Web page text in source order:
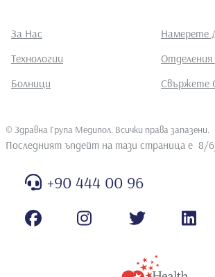
За Нас
Намерете
Технологии
Отделения
Болници
Свържете
© Здравна Група Медипол. Всички права запазени
Последният ъпдейт на тази страница е 8/
+90 444 00 96